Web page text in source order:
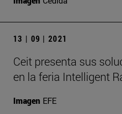
13 | 09 | 2021
Ceit presenta sus
en la feria Intelligent
Imagen EFE